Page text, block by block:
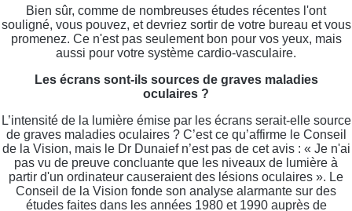
Bien sûr, comme de nombreuses études récentes l'ont
souligné, vous pouvez, et devriez sortir de votre bureau et vous
promenez. Ce n'est pas seulement bon pour vos yeux, mais
aussi pour votre système cardio-vasculaire.
Les écrans sont-ils sources de graves maladies
oculaires ?
L’intensité de la lumière émise par les écrans serait-elle source
de graves maladies oculaires ? C’est ce qu’affirme le Conseil
de la Vision, mais le Dr Dunaief n’est pas de cet avis : « Je n'ai
pas vu de preuve concluante que les niveaux de lumière à
partir d'un ordinateur causeraient des lésions oculaires ». Le
Conseil de la Vision fonde son analyse alarmante sur des
études faites dans les années 1980 et 1990 auprès de